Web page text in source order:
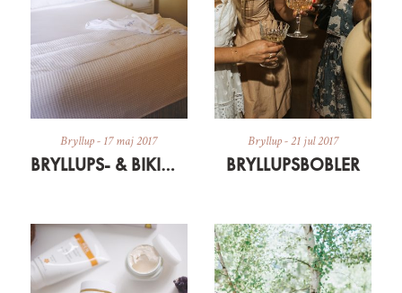
Bryllup- 17 maj 2017
BRYLLUPS- & BIKINIBOOTCAMP: UPDATE
Bryllup-21 jul 2017
BRYLLUPSBOBLER